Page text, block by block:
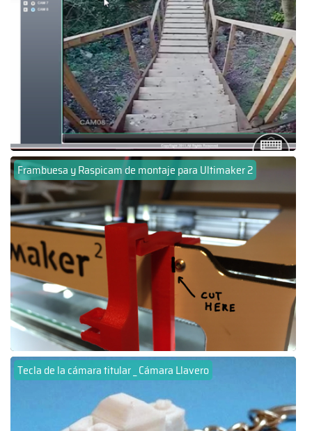
Frambuesa y Raspicam de montaje para Ultimaker 2
Tecla de la cámara titular _ Cámara Llavero